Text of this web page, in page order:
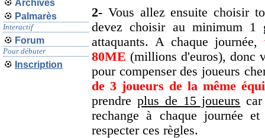
Archives
Palmarès
Interactif
Forum
Pour débuter
Inscription
2- Vous allez ensuite choisir
devez choisir au minimum 1
attaquants. A chaque journée,
80ME (millions d'euros), donc
pour compenser des joueurs
de 3 joueurs de la même
prendre plus de 15 joueurs
rechange à chaque journée
respecter ces règles.